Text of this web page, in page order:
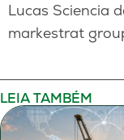
Lucas Sciencia
markestrat
LEIA TAMBÉM